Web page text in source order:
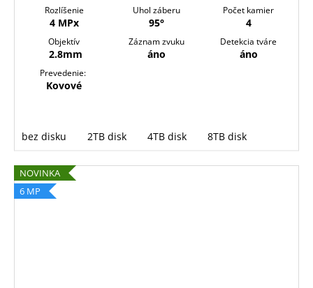
Rozlíšenie
4 MPx
Uhol záberu
95°
Počet kamier
4
Objektív
2.8mm
Záznam zvuku
áno
Detekcia tváre
áno
Prevedenie:
Kovové
bez disku 2TB disk 4TB disk 8TB disk
NOVINKA
6 MP